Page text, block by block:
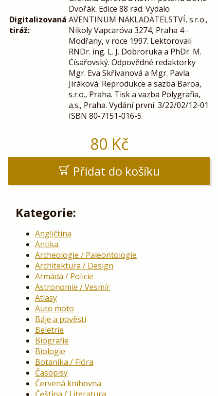
Digitalizovaná
tiráž:
Dvořák. Edice 88 rad. Vydalo
AVENTINUM NAKLADATELSTVÍ, s.r.o.,
Nikoly Vapcaróva 3274, Praha 4 -
Modřany, v roce 1997. Lektorovali
RNDr. ing. L. J. Dobroruka a PhDr. M.
Císařovský. Odpovědné redaktorky
Mgr. Eva Skřivanová a Mgr. Pavla
Jiráková. Reprodukce a sazba Baroa,
s.r.o., Praha. Tisk a vazba Polygrafia,
a.s., Praha. Vydání první. 3/22/02/12-01
ISBN 80-7151-016-5
80 Kč
Přidat do košíku
Kategorie:
Angličtina
Antika
Archeologie / Paleontologie
Architektura / Design
Armáda / Policie
Astronomie / Vesmír
Atlasy
Auto moto
Báje a pověsti
Beletrie
Biografie
Biologie
Botanika / Flóra
Časopisy
Červená knihovna